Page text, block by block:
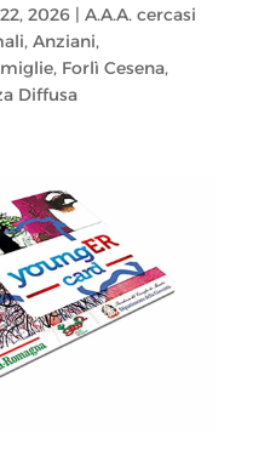
2026| A.A.A. cercasi
, Anziani,
, Forlì Cesena,
Diffusa